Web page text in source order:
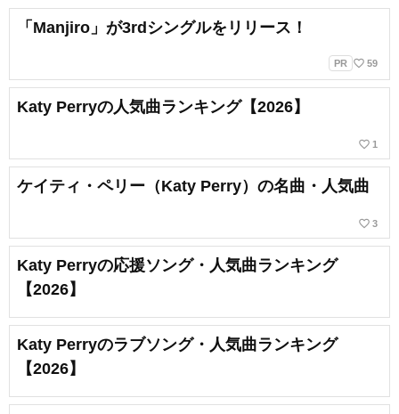
「Manjiro」が3rdシングルをリリース！
PR favorite_border 59
Katy Perryの人気曲ランキング【2026】
favorite_border 1
ケイティ・ペリー（Katy Perry）の名曲・人気曲
favorite_border 3
Katy Perryの応援ソング・人気曲ランキング
【2026】
Katy Perryのラブソング・人気曲ランキング
【2026】